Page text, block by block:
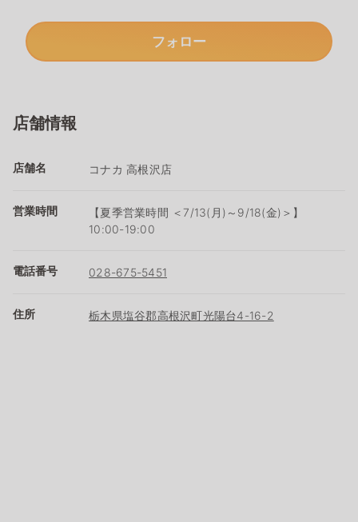
フォロー
店舗情報
店舗名 コナカ 高根沢店
営業時間
【夏季営業時間 ＜7/13(月)～9/18(金)＞】
10:00-19:00
電話番号 028-675-5451
住所 栃木県塩谷郡高根沢町光陽台4-16-2